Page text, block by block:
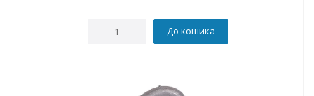
До кошика